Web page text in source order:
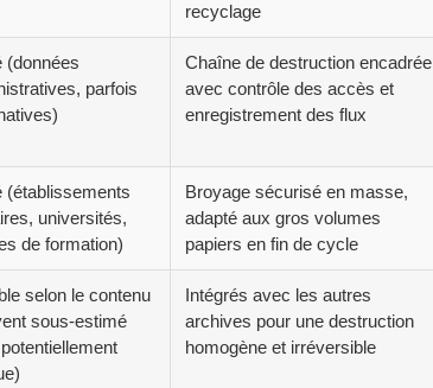
recyclage
(données
parfois
Chaîne de destruction encadrée
avec contrôle des accès et
enregistrement des flux
(établissements
universités,
de formation)
Broyage sécurisé en masse,
adapté aux gros volumes
papiers en fin de cycle
selon le contenu
sous-estimé
Intégrés avec les autres
archives pour une destruction
homogène et irréversible